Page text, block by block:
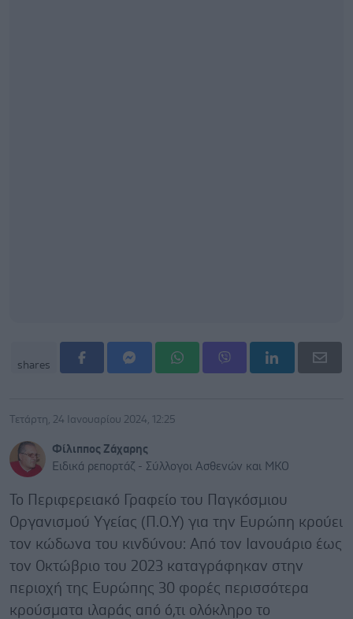
shares
Τετάρτη, 24 Ιανουαρίου 2024, 12:25
Φίλιππος Ζάχαρης
Ειδικά ρεπορτάζ - Σύλλογοι Ασθενών και ΜΚΟ
Το Περιφερειακό Γραφείο του Παγκόσμιου
Οργανισμού Υγείας (Π.Ο.Υ) για την Ευρώπη κρούει
τον κώδωνα του κινδύνου: Από τον Ιανουάριο έως
τον Οκτώβριο του 2023 καταγράφηκαν στην
περιοχή της Ευρώπης 30 φορές περισσότερα
κρούσματα ιλαράς από ό,τι ολόκληρο το